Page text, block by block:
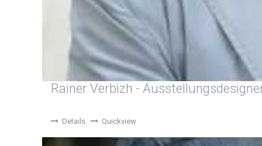
Rainer Verbizh -
Details Quickview